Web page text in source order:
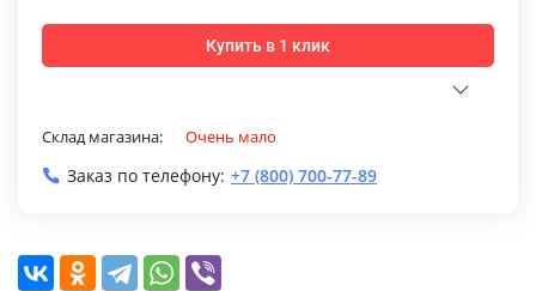
Купить в 1 клик
Склад магазина: Очень мало
Заказ по телефону: +7 (800) 700-77-89